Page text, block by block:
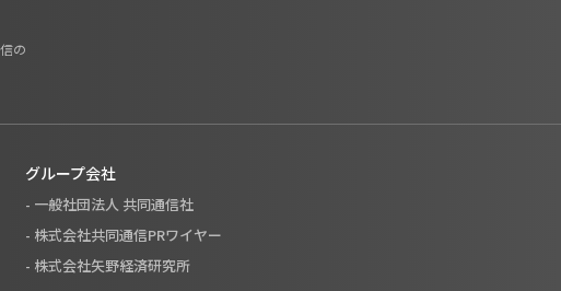
の
グループ会社
- 一般社団法人 共同通信社
- 株式会社共同通信PRワイヤー
- 株式会社矢野経済研究所